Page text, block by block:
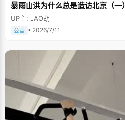
暴雨山洪为什么总是造访北京（一）
UP主: LAO胡
公益 • 2026/7/11